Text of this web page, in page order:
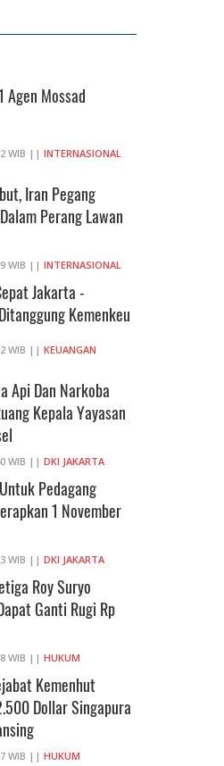
Agen Mossad
WIB || INTERNASIONAL
Iran Pegang
Perang Lawan
WIB || INTERNASIONAL
Jakarta -
Kemenkeu
WIB || KEUANGAN
Api Dan Narkoba
Kepala Yayasan
WIB || DKI JAKARTA
Pedagang
1 November
WIB || DKI JAKARTA
Roy Suryo
Ganti Rugi Rp
WIB || HUKUM
Kemenhut
Dollar Singapura
WIB || HUKUM